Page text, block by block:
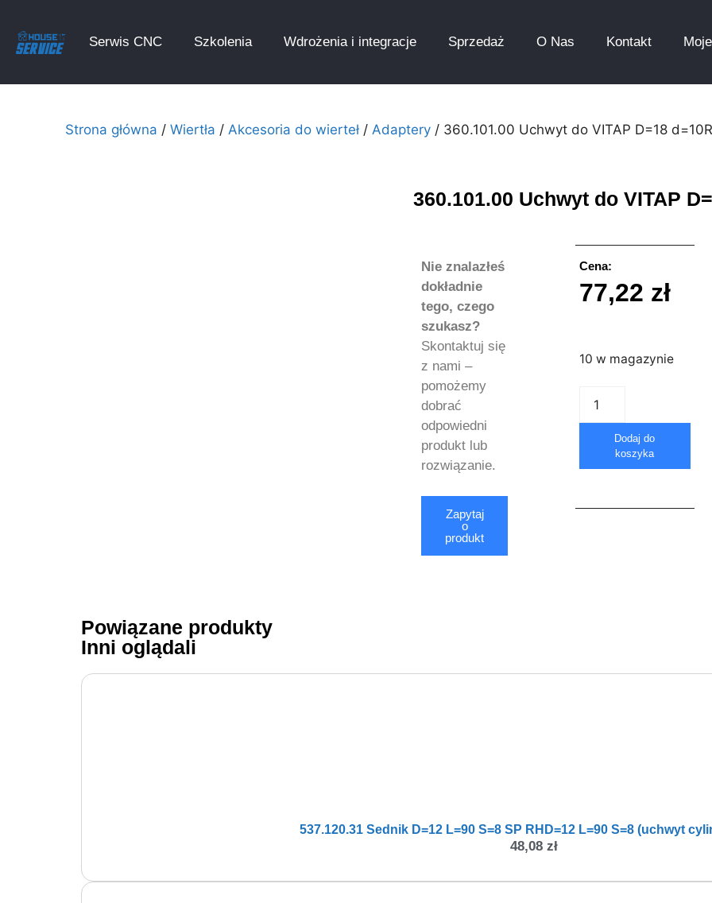
Serwis CNC Szkolenia Wdrożenia i integracje Sprzedaż O Nas Kontakt
Strona główna / Wiertła / Akcesoria do wierteł / Adaptery / 360.101.00 Uchwyt do VITAP D=18
360.101.00 Uchwyt do VITAP
Nie znalazłeś
dokładnie
tego, czego
szukasz?
Skontaktuj się
z nami –
pomożemy
dobrać
odpowiedni
produkt lub
rozwiązanie.
Zapytaj
o
produkt
Cena:
77,22 zł
10 w magazynie
Dodaj do
koszyka
Powiązane produkty
Inni oglądali
537.120.31 Sednik D=12 L=90 S=8 SP RHD=12 L=90 S=8 (uchwyt
48,08 zł